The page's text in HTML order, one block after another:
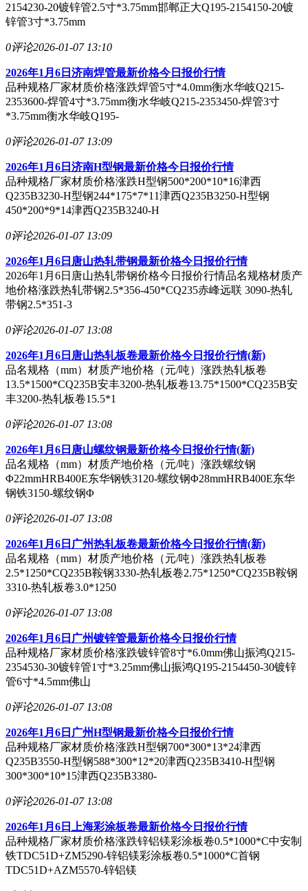
2154230-20镀锌管2.5寸*3.75mm邯郸正大Q195-2154150-20镀
锌管3寸*3.75mm
0评论2026-01-07 13:10
2026年1月6日济南焊管最新价格今日报价行情
品种规格厂家材质价格涨跌焊管5寸*4.0mm衡水华岐Q215-
2353600-焊管4寸*3.75mm衡水华岐Q215-2353450-焊管3寸
*3.75mm衡水华岐Q195-
0评论2026-01-07 13:09
2026年1月6日济南H型钢最新价格今日报价行情
品种规格厂家材质价格涨跌H型钢500*200*10*16津西
Q235B3230-H型钢244*175*7*11津西Q235B3250-H型钢
450*200*9*14津西Q235B3240-H
0评论2026-01-07 13:09
2026年1月6日唐山热轧带钢最新价格今日报价行情
2026年1月6日唐山热轧带钢价格今日报价行情品名规格材质产
地价格涨跌热轧带钢2.5*356-450*CQ235赤峰远联 3090-热轧
带钢2.5*351-3
0评论2026-01-07 13:08
2026年1月6日唐山热轧板卷最新价格今日报价行情(新)
品名规格（mm）材质产地价格（元/吨）涨跌热轧板卷
13.5*1500*CQ235B安丰3200-热轧板卷13.75*1500*CQ235B安
丰3200-热轧板卷15.5*1
0评论2026-01-07 13:08
2026年1月6日唐山螺纹钢最新价格今日报价行情(新)
品名规格（mm）材质产地价格（元/吨）涨跌螺纹钢
Φ22mmHRB400E东华钢铁3120-螺纹钢Φ28mmHRB400E东华
钢铁3150-螺纹钢Φ
0评论2026-01-07 13:08
2026年1月6日广州热轧板卷最新价格今日报价行情(新)
品名规格（mm）材质产地价格（元/吨）涨跌热轧板卷
2.5*1250*CQ235B鞍钢3330-热轧板卷2.75*1250*CQ235B鞍钢
3310-热轧板卷3.0*1250
0评论2026-01-07 13:08
2026年1月6日广州镀锌管最新价格今日报价行情
品种规格厂家材质价格涨跌镀锌管8寸*6.0mm佛山振鸿Q215-
2354530-30镀锌管1寸*3.25mm佛山振鸿Q195-2154450-30镀锌
管6寸*4.5mm佛山
0评论2026-01-07 13:08
2026年1月6日广州H型钢最新价格今日报价行情
品种规格厂家材质价格涨跌H型钢700*300*13*24津西
Q235B3550-H型钢588*300*12*20津西Q235B3410-H型钢
300*300*10*15津西Q235B3380-
0评论2026-01-07 13:08
2026年1月6日上海彩涂板卷最新价格今日报价行情
品种规格厂家材质价格涨跌锌铝镁彩涂板卷0.5*1000*C中安制
铁TDC51D+ZM5290-锌铝镁彩涂板卷0.5*1000*C首钢
TDC51D+AZM5570-锌铝镁